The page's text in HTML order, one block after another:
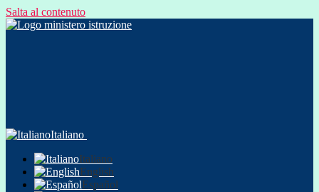
Salta al contenuto
Italiano
Italiano
English
Español